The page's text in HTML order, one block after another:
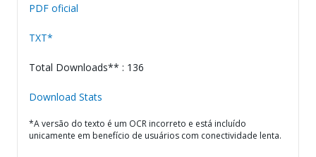
PDF oficial
TXT*
Total Downloads** : 136
Download Stats
*A versão do texto é um OCR incorreto e está incluído
unicamente em benefício de usuários com conectividade lenta.